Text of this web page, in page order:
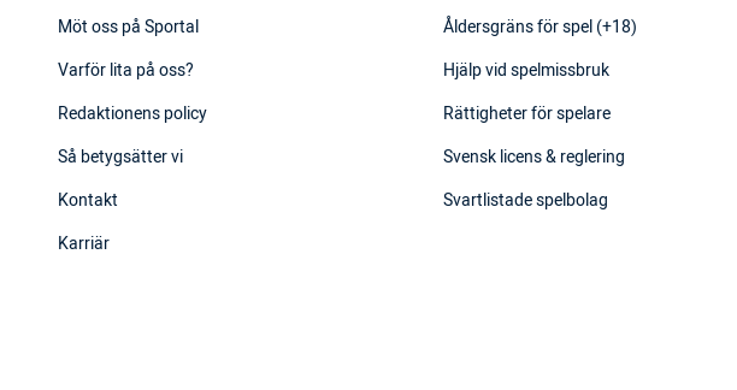
Möt oss på Sportal
Varför lita på oss?
Redaktionens policy
Så betygsätter vi
Kontakt
Karriär
Åldersgräns för spel (+18)
Hjälp vid spelmissbruk
Rättigheter för spelare
Svensk licens & reglering
Svartlistade spelbolag